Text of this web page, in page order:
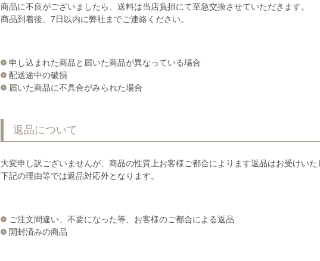
商品に不良がございましたら、送料は当店負担にて至急交換させていただきます。
商品到着後、7日以内に弊社までご連絡ください。
申し込まれた商品と届いた商品が異なっている場合
配送途中の破損
届いた商品に不具合がみられた場合
返品について
大変申し訳ございませんが、商品の性質上お客様ご都合によります返品はお受けいた
下記の理由等では返品対応外となります。
ご注文間違い、不要になった等、お客様のご都合による返品
開封済みの商品